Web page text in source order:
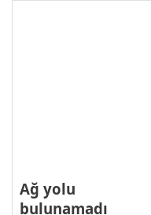
Ağ yolu
bulunamadı